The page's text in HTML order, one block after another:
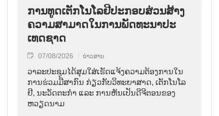
ການ​ທູດ​ເຕັກ​ໂນ​ໂລ​ຢີ​ປະ​ກອບ​ສ່ວນ​ສ້າງ​
ຄວາມ​ສາ​ມາດ​ໃນ​ການ​ພັດ​ທະ​ນາ​ປະ​
ເທດ​ຊາດ
07/08/2026 ຂ່າວສານ
ວາ​ລະ​ປະ​ຊຸມ​ໄດ້​ສຸມ​ໃສ່​ເຮັດ​ແຈ້ງ​ຄວາມ​ຕ້ອງ​ການ​ໃນ​
ການ​ຮ່ວມ​ມື​ສາ​ກົນ ກ່ຽວ​ກັບ​ວິ​ທະ​ຍາ​ສາດ, ເຕັກ​ໂນ​ໂລ​
ຢີ, ນະ​ວັດ​ຕະ​ກຳ ແລະ ການ​ຫັນ​ເປັນ​ດີ​ຈີ​ຕອນ​ຂອງ
ຫວຽດ​ນາມ